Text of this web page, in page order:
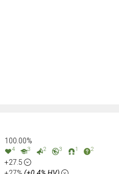
100.00%
4 3 2 3 1 2
+27.5